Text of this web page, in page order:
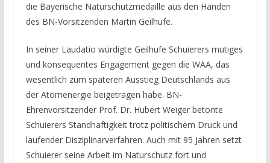
die Bayerische Naturschutzmedaille aus den Händen
des BN-Vorsitzenden Martin Geilhufe.
In seiner Laudatio würdigte Geilhufe Schuierers mutiges
und konsequentes Engagement gegen die WAA, das
wesentlich zum späteren Ausstieg Deutschlands aus
der Atomenergie beigetragen habe. BN-
Ehrenvorsitzender Prof. Dr. Hubert Weiger betonte
Schuierers Standhaftigkeit trotz politischem Druck und
laufender Disziplinarverfahren. Auch mit 95 Jahren setzt
Schuierer seine Arbeit im Naturschutz fort und